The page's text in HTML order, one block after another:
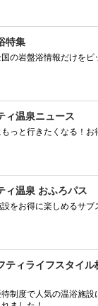
特集
国の岩盤浴情報だけを
ィ温泉ニュース
っと行きたくなる！お
ィ温泉 おふろパス
をお得に楽しめるサブ
ティライフスタイ
制度で人気の温浴施設